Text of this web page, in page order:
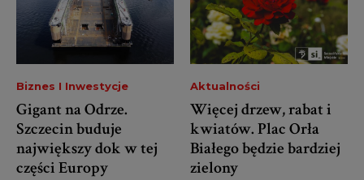
Biznes I Inwestycje
Gigant na Odrze.
Szczecin buduje
największy dok w tej
części Europy
Aktualności
Więcej drzew, rabat i
kwiatów. Plac Orła
Białego będzie bardziej
zielony